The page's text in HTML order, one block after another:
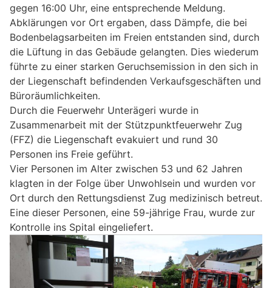
gegen 16:00 Uhr, eine entsprechende Meldung.
Abklärungen vor Ort ergaben, dass Dämpfe, die bei
Bodenbelagsarbeiten im Freien entstanden sind, durch
die Lüftung in das Gebäude gelangten. Dies wiederum
führte zu einer starken Geruchsemission in den sich in
der Liegenschaft befindenden Verkaufsgeschäften und
Büroräumlichkeiten.
Durch die Feuerwehr Unterägeri wurde in
Zusammenarbeit mit der Stützpunktfeuerwehr Zug
(FFZ) die Liegenschaft evakuiert und rund 30
Personen ins Freie geführt.
Vier Personen im Alter zwischen 53 und 62 Jahren
klagten in der Folge über Unwohlsein und wurden vor
Ort durch den Rettungsdienst Zug medizinisch betreut.
Eine dieser Personen, eine 59-jährige Frau, wurde zur
Kontrolle ins Spital eingeliefert.